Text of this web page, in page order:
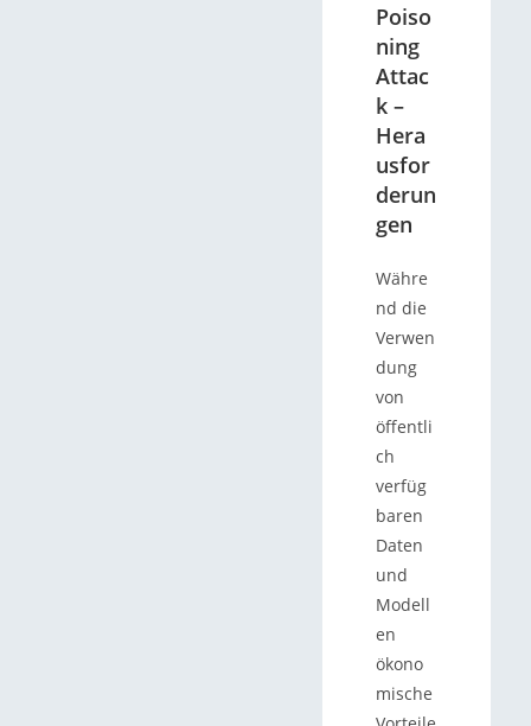
Poiso
ning
Attac
k –
Hera
usfor
derun
gen
Währe
nd die
Verwen
dung
von
öffentli
ch
verfüg
baren
Daten
und
Modell
en
ökono
mische